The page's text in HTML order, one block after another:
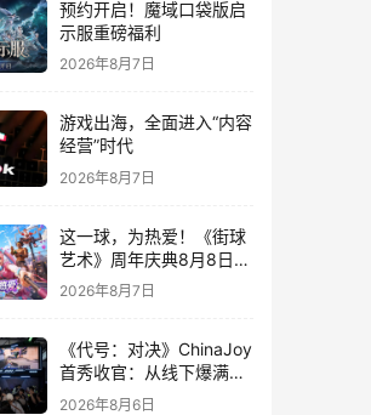
预约开启！魔域口袋版启
示服重磅福利
2026年8月7日
游戏出海，全面进入“内容
经营”时代
2026年8月7日
这一球，为热爱！《街球
艺术》周年庆典8月8日正
式上线，多重福利与全新
2026年8月7日
《代号：对决》ChinaJoy
首秀收官：从线下爆满看
见玩家的真实期待
2026年8月6日